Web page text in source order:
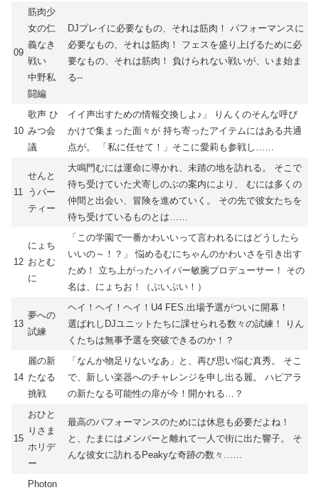
09
筋肉少
女の仁
義なき
戦い
中野私
闘編
DJプレイに必要なもの、それは筋肉！ パフォーマンスに
必要なもの、それは筋肉！ フェスを盛り上げるために必
要なもの、それは筋肉！ 負けられない戦いが、いま始ま
る--
10
歌声 ひ
みつ会
議
イイ声出すための情報交換しよ♪」 りんくのそんな呼び
かけで集まった面々が 持ち寄ったアイテムにはある共通
点が。 「私に任せて！」そこに愛莉も参戦し……
11
せんと
うパー
ティー
大鳴門むには運命に導かれ、未踏の地を訪れる。 そこで
待ち受けていた犬寄しのぶの案内により、 むには多くの
仲間と出会い、冒険を進めていく。 その先で彼女たちを
待ち受けているものとは……
12
にょち
おとむ
に
「この学園で一番かわいいって言われるにはどうしたら
いいの～！？」 悩めるむにちゃんのかわいさを引き出す
ため！ 立ち上がったハイパー敏腕プロデューサー！ その
名は、にょちお！（ぷいぷい！）
13
夢への
試練
ヘイ！ヘイ！ヘイ！U4 FES.出場予選がついに開幕！
選ばれしDJユニットたちに課せられる数々の試練！ りん
くたちは無事予選を突破できるのか！？
14
麗の新
たなる
挑戦
「なんか物足りないなあ」と、再び思い悩む真秀。 そこ
で、新しい楽器へのチャレンジを申し出る麗。 ハピアラ
の新たなる可能性の扉が今！開かれる…？
15
おひと
りさま
ホリデ
ー
最高のパフォーマンスのためには休息も必要だよね！
と、たまにはメンバーと離れて一人で街に出た響子。 そ
んな彼女に訪れるPeakyな奇跡の数々……
Photon